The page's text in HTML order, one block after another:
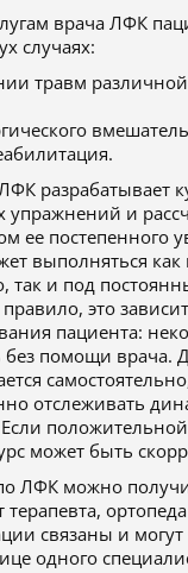
врача ЛФК
случаях:
травм
разрабатывает
упражнений и
ее постепенного
выполняться
так и под
это
пациента:
без помощи врача.
отслеживать
может быть
ЛФК можно
связаны и
одного